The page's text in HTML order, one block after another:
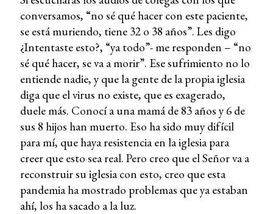
conversamos, “no sé qué hacer con este paciente,
se está muriendo, tiene 32 o 38 años”. Les digo
¿Intentaste esto?, “ya todo”- me responden – “no
sé qué hacer, se va a morir”. Ese sufrimiento no lo
entiende nadie, y que la gente de la propia iglesia
diga que el virus no existe, que es exagerado,
duele más. Conocí a una mamá de 83 años y 6 de
sus 8 hijos han muerto. Eso ha sido muy difícil
para mí, que haya resistencia en la iglesia para
creer que esto sea real. Pero creo que el Señor va a
reconstruir su iglesia con esto, creo que esta
pandemia ha mostrado problemas que ya estaban
ahí, los ha sacado a la luz.